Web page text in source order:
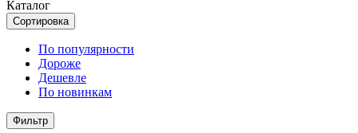
Каталог
Сортировка
По популярности
Дороже
Дешевле
По новинкам
Фильтр